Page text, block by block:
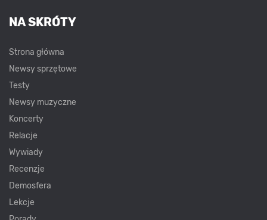
NA SKRÓTY
Strona główna
Newsy sprzętowe
Testy
Newsy muzyczne
Koncerty
Relacje
Wywiady
Recenzje
Demosfera
Lekcje